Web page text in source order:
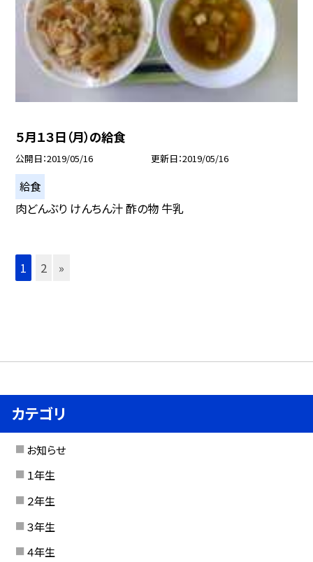
５月１３日（月）の給食
公開日 2019/05/16 更新日 2019/05/16
給食
肉どんぶり けんちん汁 酢の物 牛乳
1 2 »
カテゴリ
お知らせ
１年生
２年生
３年生
４年生